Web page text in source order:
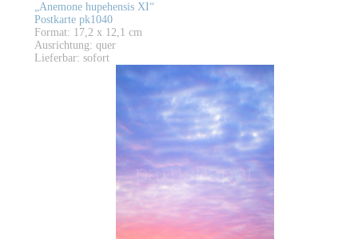
„Anemone hupehensis XI“
Postkarte pk1040
Format: 17,2 x 12,1 cm
Ausrichtung: quer
Lieferbar: sofort